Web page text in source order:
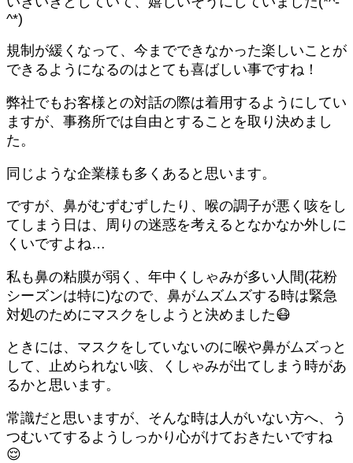
^*)
規制が緩くなって、今までできなかった楽しいことが
できるようになるのはとても喜ばしい事ですね！
弊社でもお客様との対話の際は着用するようにしてい
ますが、事務所では自由とすることを取り決めまし
た。
同じような企業様も多くあると思います。
ですが、鼻がむずむずしたり、喉の調子が悪く咳をし
てしまう日は、周りの迷惑を考えるとなかなか外しに
くいですよね…
私も鼻の粘膜が弱く、年中くしゃみが多い人間(花粉
シーズンは特に)なので、鼻がムズムズする時は緊急
対処のためにマスクをしようと決めました😷
ときには、マスクをしていないのに喉や鼻がムズっと
して、止められない咳、くしゃみが出てしまう時があ
るかと思います。
常識だと思いますが、そんな時は人がいない方へ、う
つむいてするようしっかり心がけておきたいですね
😌